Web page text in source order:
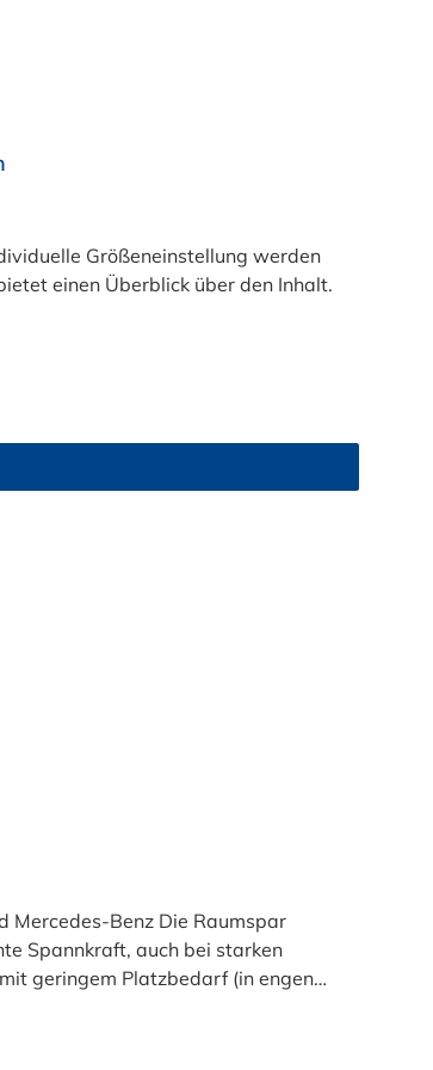
Größeneinstellung werden
einen Überblick über den Inhalt.
Mercedes-Benz Die Raumspar
Spannkraft, auch bei starken
geringem Platzbedarf (in engen
gleichen technischen Werte wie
KFz besteht aus einer zinkhaltigen